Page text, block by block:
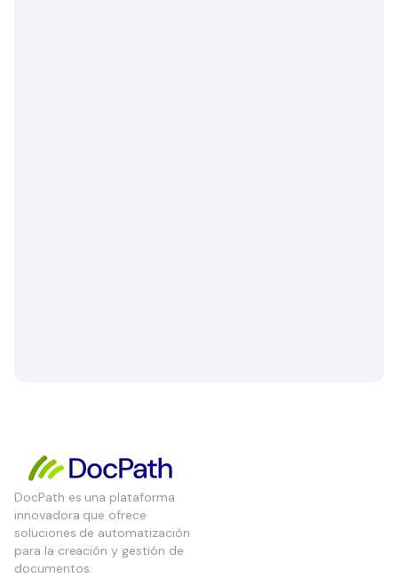
DocPath es una plataforma
innovadora que ofrece
soluciones de automatización
para la creación y gestión de
documentos.